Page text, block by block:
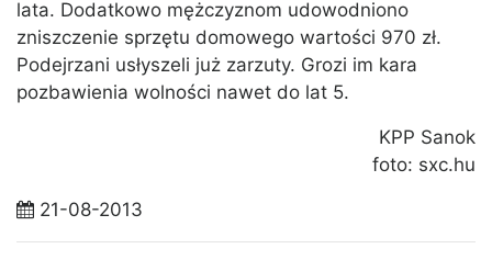
lata. Dodatkowo mężczyznom udowodniono
zniszczenie sprzętu domowego wartości 970 zł.
Podejrzani usłyszeli już zarzuty. Grozi im kara
pozbawienia wolności nawet do lat 5.
KPP Sanok
foto: sxc.hu
21-08-2013